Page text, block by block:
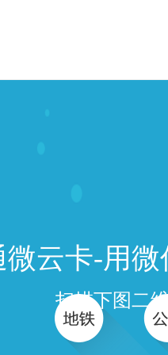
微云卡-用
扫描下图二